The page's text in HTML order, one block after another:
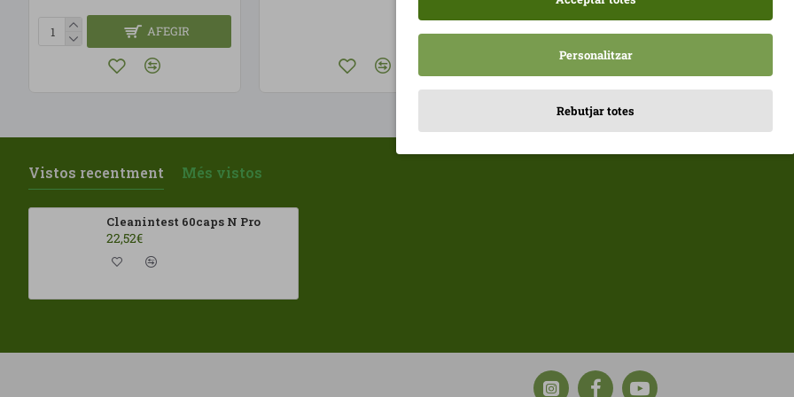
És important integrar-lo dins d’un
personalitzada segons les necessitats de
Contingut: 60 càpsules.
AFEGIR AFEGIR
Vistos recentment Més vistos
Cleanintest 60caps N Pro
22,52€
Personalitzar
Rebutjar totes